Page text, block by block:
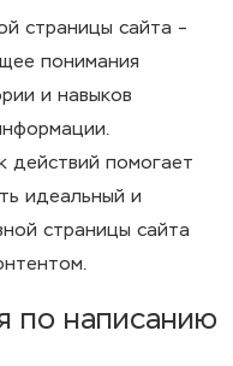
страницы сайта –
понимания
и навыков
действий помогает
идеальный и
страницы сайта
по написанию